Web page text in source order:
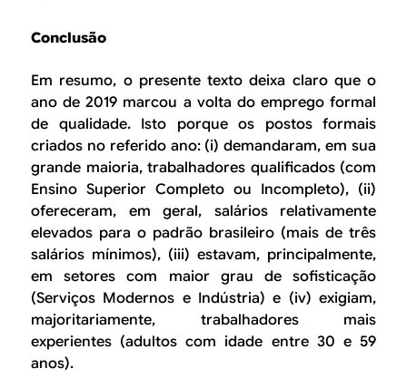
Conclusão
Em resumo, o presente texto deixa claro que o
ano de 2019 marcou a volta do emprego formal
de qualidade. Isto porque os postos formais
criados no referido ano: (i) demandaram, em sua
grande maioria, trabalhadores qualificados (com
Ensino Superior Completo ou Incompleto), (ii)
ofereceram, em geral, salários relativamente
elevados para o padrão brasileiro (mais de três
salários mínimos), (iii) estavam, principalmente,
em setores com maior grau de sofisticação
(Serviços Modernos e Indústria) e (iv) exigiam,
majoritariamente, trabalhadores mais
experientes (adultos com idade entre 30 e 59
anos).